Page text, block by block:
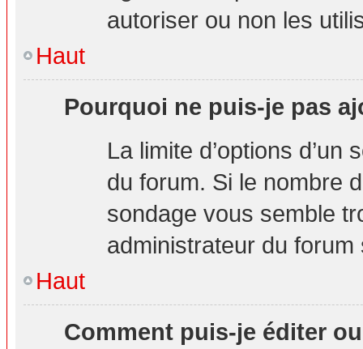
autoriser ou non les
Haut
Pourquoi ne puis-je pas
La limite d’options d’un
du forum. Si le nombre
sondage vous semble
administrateur du forum
Haut
Comment puis-je éditer